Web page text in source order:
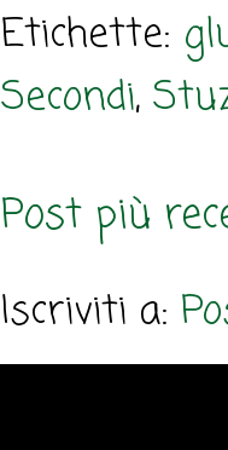
Etichette:
Secondi,
Post più
Iscriviti a: